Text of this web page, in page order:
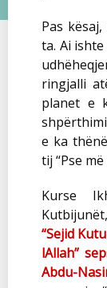
Pas
ta. Ai
ringjalli
planet e
e ka
tij “Pse
Kurse
“Sejid
lAllah”
Abdu-